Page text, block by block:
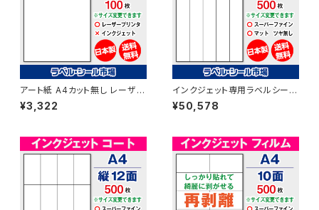
アート紙 A4カット無し レーザー
プリンター用ラベルシール 100
枚 T1Y1B-1【日本製】
¥3,322
インクジェット専用ラベルシール
マットコートA4-縦5面 500枚
スーパーファイン T5Y1iA
¥50,578